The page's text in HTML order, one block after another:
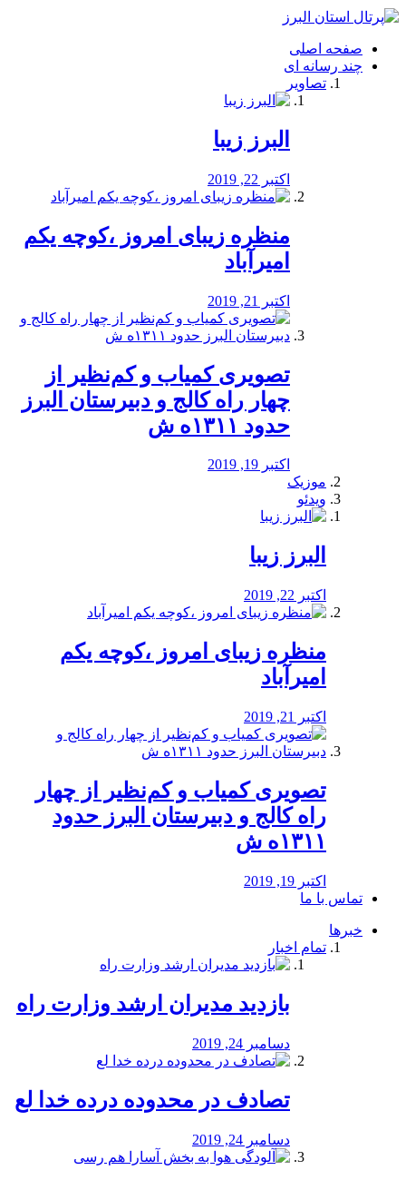
فصد
شرق
تهران
خشکشویی
صفحه اصلی
چند رسانه ای
تصاویر
البرز زیبا
اکتبر 22, 2019
منظره‌‌ زیبای امروز ،کوچه یکم
امیرآباد
اکتبر 21, 2019
️تصویری کمیاب و کم‌نظیر از
چهار راه كالج و دبيرستان البرز
حدود ۱۳۱۱ه ش
اکتبر 19, 2019
موزیک
ویدئو
البرز زیبا
اکتبر 22, 2019
منظره‌‌ زیبای امروز ،کوچه یکم
امیرآباد
اکتبر 21, 2019
️تصویری کمیاب و کم‌نظیر از چهار
راه كالج و دبيرستان البرز حدود
۱۳۱۱ه ش
اکتبر 19, 2019
تماس با ما
خبرها
تمام اخبار
بازدید مدیران ارشد وزارت راه
دسامبر 24, 2019
تصادف در محدوده درده خدا لع
دسامبر 24, 2019